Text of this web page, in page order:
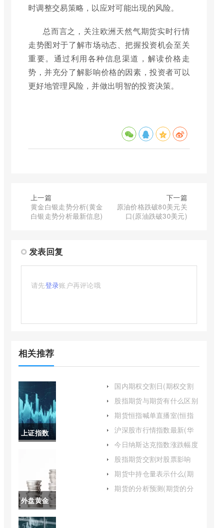
时调整交易策略，以应对可能出现的风险。
总而言之，关注欧洲天然气期货实时行情
走势图对于了解市场动态、把握投资机会至关
重要。通过利用各种信息渠道，解读价格走
势，并充分了解影响价格的因素，投资者可以
更好地管理风险，并做出明智的投资决策。
上一篇
黄金白银走势分析(黄金
白银走势分析最新信息)
下一篇
原油价格跌破80美元关
口(原油跌破30美元)
发表回复
请先登录账户再评论哦
相关推荐
上证指数
势(上证指
数近30年
走势图)
外盘黄金
实时行情
国内期权交割日(期权交割
股指期货与期货有什么区别
险)
期货恒指喊单直播室(恒指
沪深股市行情指数最新(华
今日纳斯达克指数涨跌幅度
股指期货交割对股票影响
期货中持仓量表示什么(期
期货的分析预测(期货的分